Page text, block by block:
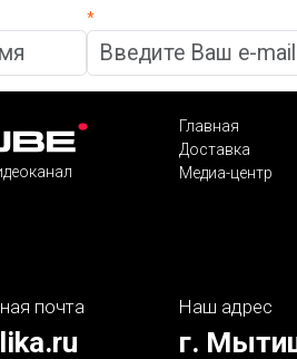
*
Главная
Доставка
Медиа-центр
почта Наш адрес
г.